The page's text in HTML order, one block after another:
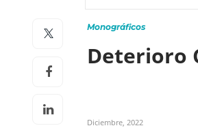
Monográficos
Deterioro
Diciembre, 2022